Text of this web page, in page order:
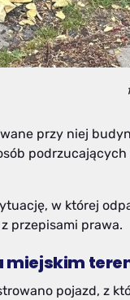
przy niej
w której
przepisami prawa.
miejskim
pojazd, z